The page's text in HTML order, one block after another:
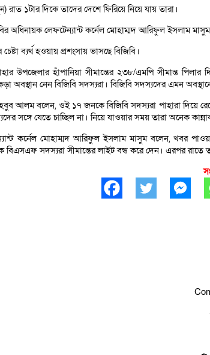
রাত ১টার দিকে তাদের দেশে ফিরিয়ে নিয়ে যায় তারা।
অধিনায়ক লেফটেন্যান্ট কর্নেল মোহাম্মদ আরিফুল ইসলাম মাসুম
ব্যর্থ হওয়ায় প্রশংসায় ভাসছে বিজিবি।
হাঁপানিয়া সীমান্তের ২৩৮/এমপি সীমান্ত পিলার
অবস্থান নেন বিজিবি সদস্যরা। বিজিবি সদস্যদের এমন
মাহবুব আলম বলেন, ওই ১৭ জনকে বিজিবি সদস্যরা পাহারা
সঙ্গে যেতে চাচ্ছিল না। নিয়ে যাওয়ার সময় তারা অনেক
কর্নেল মোহাম্মদ আরিফুল ইসলাম মাসুম বলেন, খবর
বিএসএফ সদস্যরা সীমান্তের লাইট বন্ধ করে দেন। এরপর রাতে